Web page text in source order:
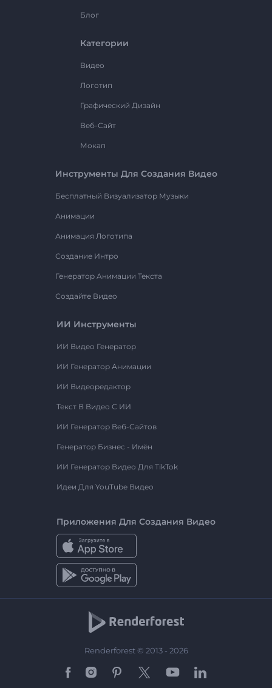
Блог
Категории
Видео
Логотип
Графический Дизайн
Веб-Сайт
Мокап
Инструменты Для Создания Видео
Бесплатный Визуализатор Музыки
Анимации
Анимация Логотипа
Создание Интро
Генератор Анимации Текста
Создайте Видео
ИИ Инструменты
ИИ Видео Генератор
ИИ Генератор Анимации
ИИ Видеоредактор
Текст В Видео С ИИ
ИИ Генератор Веб-Сайтов
Генератор Бизнес - Имён
ИИ Генератор Видео Для TikTok
Идеи Для YouTube Видео
Приложения Для Создания Видео
Renderforest © 2013 - 2026